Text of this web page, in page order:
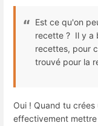
Est ce qu'on
recette ? Il y a
recettes, pour
trouvé pour la
Oui ! Quand tu
effectivement